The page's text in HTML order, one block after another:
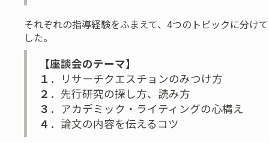
それぞれの指導経験をふまえて、4つのトピックに分け
した。
【座談会のテーマ】
１ ．リサーチクエスチョンのみつけ方
２ ．先行研究の探し方、読み方
３ ．アカデミック・ライティングの心構え
４ ．論文の内容を伝えるコツ